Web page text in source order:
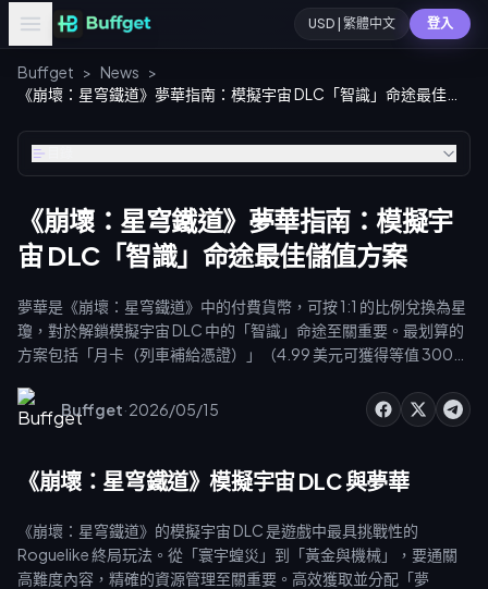
USD | 繁體中文 登入
Buffget > News >
《崩壞：星穹鐵道》夢華指南：模擬宇
宙 DLC「智識」命途最佳儲值方案
夢華是《崩壞：星穹鐵道》中的付費貨幣，可按 1:1 的比例兌換為星
瓊，對於解鎖模擬宇宙 DLC 中的「智識」命途至關重要。最划算的
方案包括「月卡（列車補給憑證）」（4.99 美元可獲得等值 3000
元）。策略性地使用這些夢華來解鎖「智識」命途節點，並在下次
重置前最大化利用首儲獎勵，是優化您模擬宇宙 DLC 進度的關鍵。
Buffget·2026/05/15
《崩壞：星穹鐵道》模擬宇宙 DLC 與夢華
《崩壞：星穹鐵道》的模擬宇宙 DLC 是遊戲中最具挑戰性的
Roguelike 終局玩法。從「寰宇蝗災」到「黃金與機械」，要通關
高難度內容，精確的資源管理至關重要。高效獲取並分配「夢